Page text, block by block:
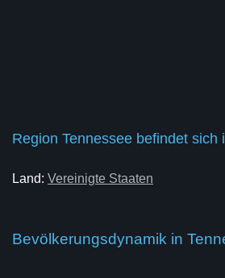
Region Tennessee befindet sich
Land: Vereinigte Staaten
Bevölkerungsdynamik in